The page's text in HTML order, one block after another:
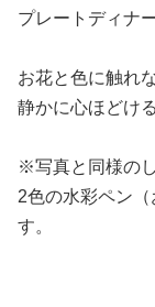
プレートディナ
お花と色に触れ
静かに心ほどけ
※写真と同様の
2色の水彩ペン
す。